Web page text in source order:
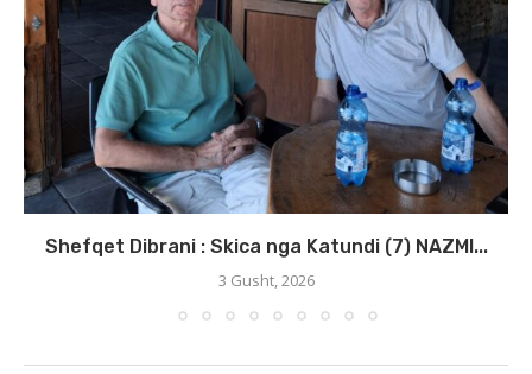
Shefqet Dibrani : Skica nga Katundi (7) NAZMI...
3 Gusht, 2026